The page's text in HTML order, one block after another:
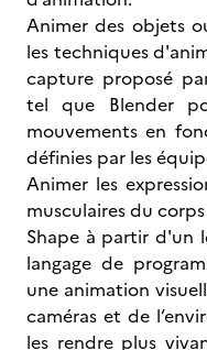
Animer des objets
les techniques
capture proposé
tel que Blender
mouvements en
définies par les
Animer les
musculaires du
Shape à partir d'un
langage de
une animation
caméras et de
les rendre plus